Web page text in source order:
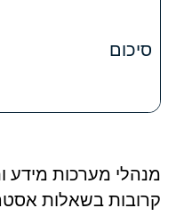
סיכום
מנהלי מערכות מידע
קרובות בשאלות